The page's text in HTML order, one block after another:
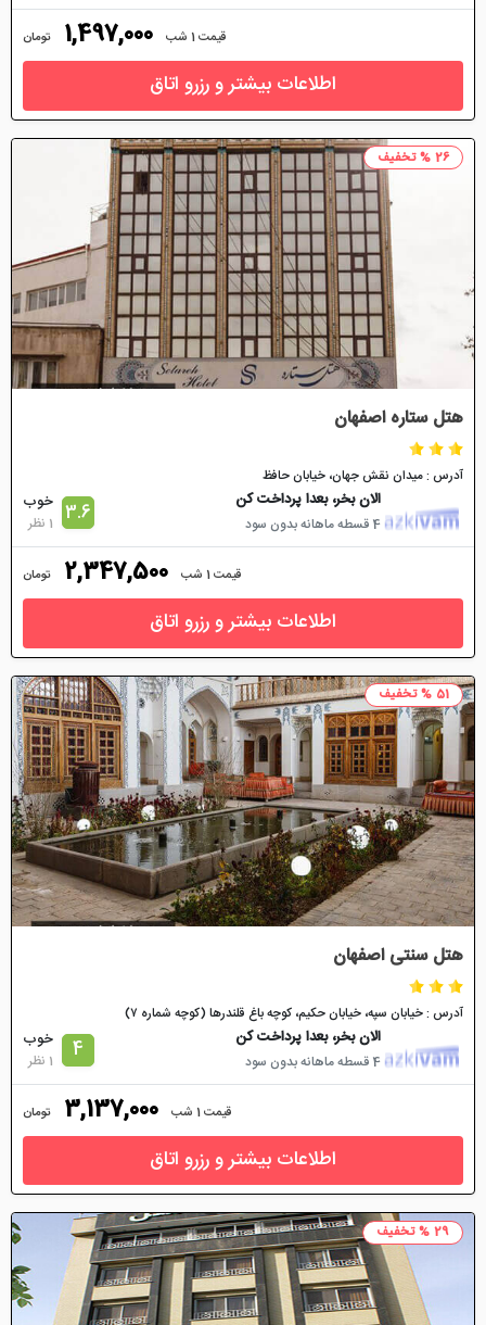
قیمت 1 شب 1,497,000 تومان
اطلاعات بیشتر و رزرو اتاق
26 % تخفیف
هتل ستاره اصفهان
آدرس : میدان نقش جهان، خيابان حافظ
الان بخر، بعدا پرداخت کن
4 قسطه ماهانه بدون سود 3.6 خوب
1 نظر
قیمت 1 شب 2,347,500 تومان
اطلاعات بیشتر و رزرو اتاق
51 % تخفیف
هتل سنتی اصفهان
آدرس : خیابان سپه، خیابان حکیم، کوچه باغ قلندرها (کوچه شماره ۷)
الان بخر، بعدا پرداخت کن
4 قسطه ماهانه بدون سود 4 خوب
1 نظر
قیمت 1 شب 3,137,000 تومان
اطلاعات بیشتر و رزرو اتاق
29 % تخفیف